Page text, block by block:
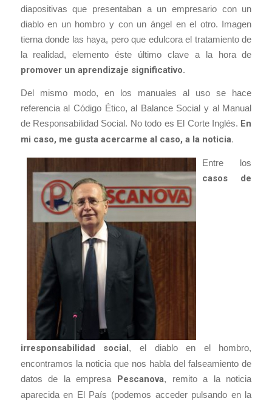
diapositivas que presentaban a un empresario con un
diablo en un hombro y con un ángel en el otro. Imagen
tierna donde las haya, pero que edulcora el tratamiento de
la realidad, elemento éste último clave a la hora de
promover un aprendizaje significativo.
Del mismo modo, en los manuales al uso se hace
referencia al Código Ético, al Balance Social y al Manual
de Responsabilidad Social. No todo es El Corte Inglés. En
mi caso, me gusta acercarme al caso, a la noticia.
Entre los
casos de
irresponsabilidad social, el diablo en el hombro,
encontramos la noticia que nos habla del falseamiento de
datos de la empresa Pescanova, remito a la noticia
aparecida en El País (podemos acceder pulsando en la